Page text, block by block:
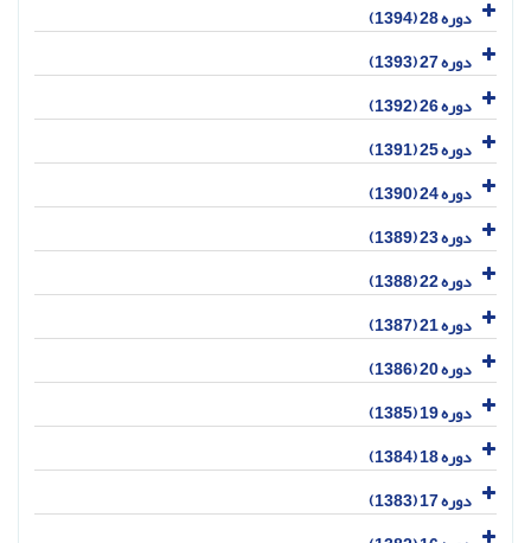
دوره 28 (1394)
دوره 27 (1393)
دوره 26 (1392)
دوره 25 (1391)
دوره 24 (1390)
دوره 23 (1389)
دوره 22 (1388)
دوره 21 (1387)
دوره 20 (1386)
دوره 19 (1385)
دوره 18 (1384)
دوره 17 (1383)